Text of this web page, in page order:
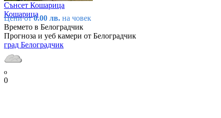
Сънсет Кошарица
Кошарица
Цени от0.00 лв. на човек
Времето в Белоградчик
Прогноза и уеб камери от Белоградчик
град Белоградчик
o
0